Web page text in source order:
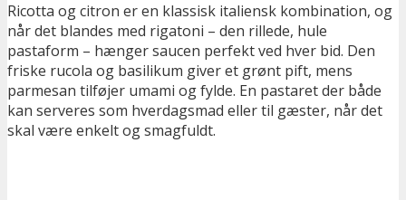
Ricotta og citron er en klassisk italiensk kombination, og
når det blandes med rigatoni – den rillede, hule
pastaform – hænger saucen perfekt ved hver bid. Den
friske rucola og basilikum giver et grønt pift, mens
parmesan tilføjer umami og fylde. En pastaret der både
kan serveres som hverdagsmad eller til gæster, når det
skal være enkelt og smagfuldt.